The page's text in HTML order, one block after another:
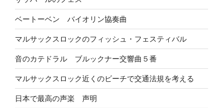
ベートーベン バイオリン協奏曲
マルサックスロックのフィッシュ・フェスティバル
音のカテドラル ブルックナー交響曲５番
マルサックスロック近くのビーチで交通法規を考える
日本で最高の声楽 声明